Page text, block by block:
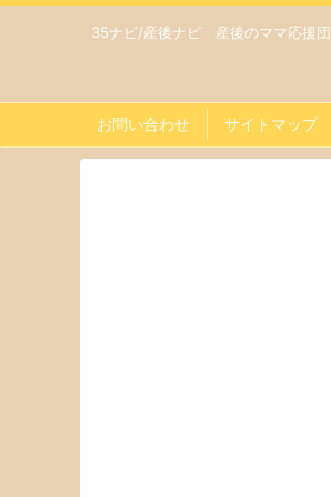
35ナビ/産後ナビ 産後のママ応援団
お問い合わせ サイトマップ